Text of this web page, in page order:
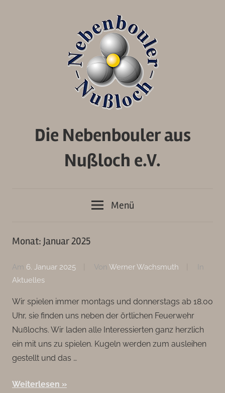
Die Nebenbouler aus
Nußloch e.V.
Menü
Monat: Januar 2025
Am 6. Januar 2025 Von Werner Wachsmuth
In
Aktuelles
Wir spielen immer montags und donnerstags ab 18.00
Uhr, sie finden uns neben der örtlichen Feuerwehr
Nußlochs. Wir laden alle Interessierten ganz herzlich
ein mit uns zu spielen. Kugeln werden zum ausleihen
gestellt und das …
Weiterlesen